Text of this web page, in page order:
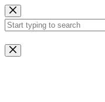
Zum
Inhalt
springen
Keine
Ergebnisse